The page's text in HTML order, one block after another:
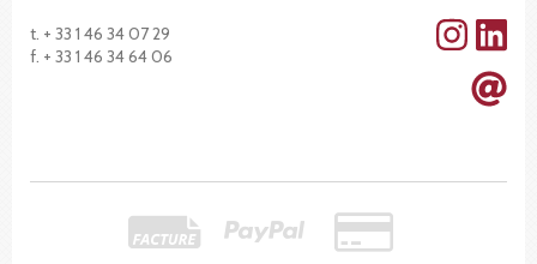
t. + 33 1 46 34 07 29
f. + 33 1 46 34 64 06